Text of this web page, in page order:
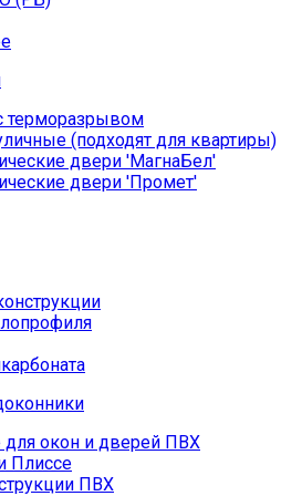
терморазрывом
(подходят для квартиры)
двери 'МагнаБел'
двери 'Промет'
окон и дверей ПВХ
Плиссе
ПВХ